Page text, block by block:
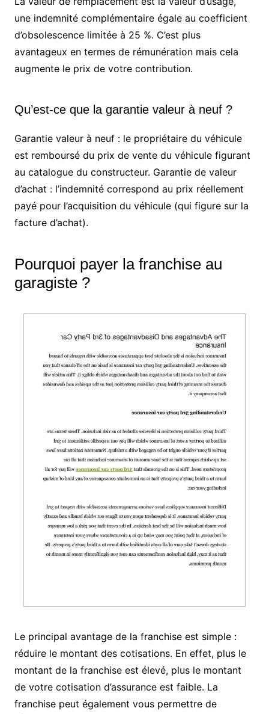
une indemnité complémentaire égale au coefficient
d’obsolescence limitée à 25 %. C’est plus
avantageux en termes de rémunération mais cela
augmente le prix de votre contribution.
Qu’est-ce que la garantie valeur à neuf ?
Garantie valeur à neuf : le propriétaire du véhicule
est remboursé du prix de vente du véhicule figurant
au catalogue du constructeur. Garantie de valeur
d’achat : l’indemnité correspond au prix réellement
payé pour l’acquisition du véhicule (qui figure sur la
facture d’achat).
Pourquoi payer la franchise au
garagiste ?
Le principal avantage de la franchise est simple :
réduire le montant des cotisations. En effet, plus le
montant de la franchise est élevé, plus le montant
de votre cotisation d’assurance est faible. La
franchise peut également vous permettre de